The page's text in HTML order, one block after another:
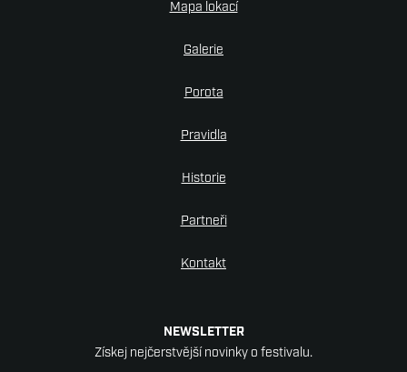
Mapa lokací
Galerie
Porota
Pravidla
Historie
Partneři
Kontakt
NEWSLETTER
Získej nejčerstvější novinky o festivalu.